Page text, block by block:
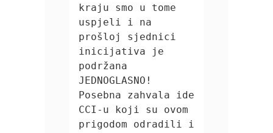
kraju smo u tome
uspjeli i na
prošloj sjednici
inicijativa je
podržana
JEDNOGLASNO!
Posebna zahvala ide
CCI-u koji su ovom
prigodom odradili i